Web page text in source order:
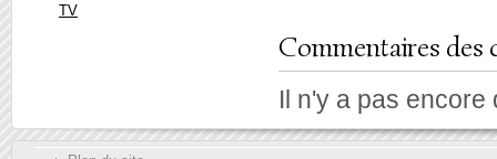
TV
Commentaires des
Il n'y a pas